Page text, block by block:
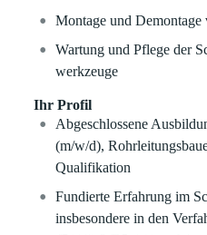
Montage und Demontage
Wartung und Pflege der
werkzeuge
Ihr Profil
Abgeschlossene
(m/w/d),
Qualifikation
Fundierte Erfahrung im
insbesondere in den